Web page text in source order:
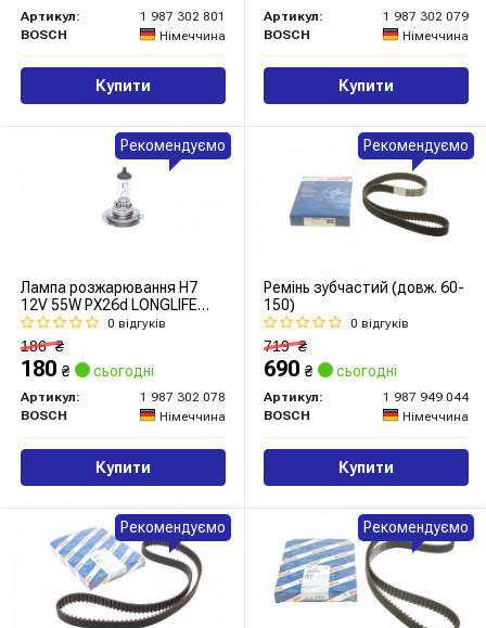
Артикул:
1 987 302 801
BOSCH
Німеччина
Купити
Артикул:
1 987 302 079
BOSCH
Німеччина
Купити
Лампа розжарювання H7
12V 55W PX26d LONGLIFE
DAYTIME (вир-во Bosch)
0 відгуків
186₴
180 ₴ сьогодні
Артикул:
1 987 302 078
BOSCH
Німеччина
Купити
Рекомендуємо
Ремінь зубчастий (довж. 60-
150)
0 відгуків
719₴
690 ₴ сьогодні
Артикул:
1 987 949 044
BOSCH
Німеччина
Купити
Рекомендуємо
Рекомендуємо Рекомендуємо